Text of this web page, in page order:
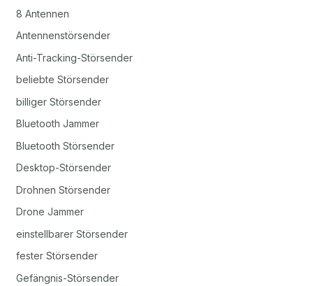
8 Antennen
Antennenstörsender
Anti-Tracking-Störsender
beliebte Störsender
billiger Störsender
Bluetooth Jammer
Bluetooth Störsender
Desktop-Störsender
Drohnen Störsender
Drone Jammer
einstellbarer Störsender
fester Störsender
Gefängnis-Störsender